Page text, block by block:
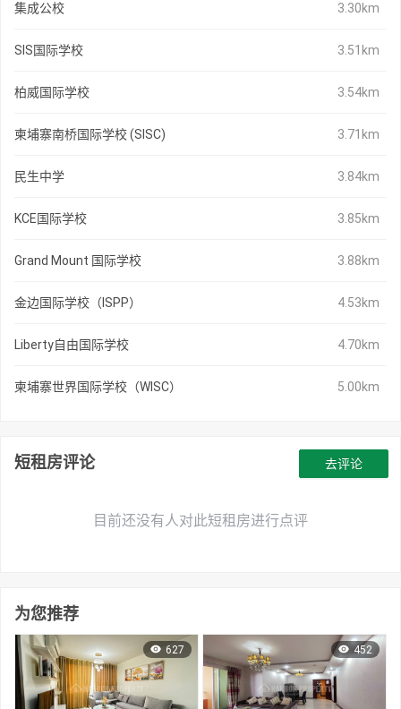
集成公校 3.30km
SIS国际学校 3.51km
柏威国际学校 3.54km
柬埔寨南桥国际学校 (SISC) 3.71km
民生中学 3.84km
KCE国际学校 3.85km
Grand Mount 国际学校 3.88km
金边国际学校（ISPP） 4.53km
Liberty自由国际学校 4.70km
柬埔寨世界国际学校（WISC） 5.00km
短租房评论
目前还没有人对此短租房进行点评
去评论
为您推荐
627 452